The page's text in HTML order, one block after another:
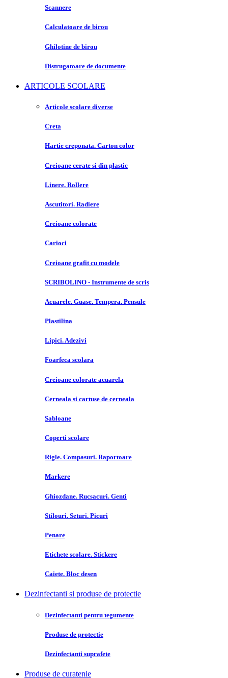
Scannere
Calculatoare de birou
Ghilotine de birou
Distrugatoare de documente
ARTICOLE SCOLARE
Articole scolare diverse
Creta
Hartie creponata. Carton color
Creioane cerate si din plastic
Linere. Rollere
Ascutitori. Radiere
Creioane colorate
Carioci
Creioane grafit cu modele
SCRIBOLINO - Instrumente de scris
Acuarele. Guase. Tempera. Pensule
Plastilina
Lipici. Adezivi
Foarfeca scolara
Creioane colorate acuarela
Cerneala si cartuse de cerneala
Sabloane
Coperti scolare
Rigle. Compasuri. Raportoare
Markere
Ghiozdane. Rucsacuri. Genti
Stilouri. Seturi. Picuri
Penare
Etichete scolare. Stickere
Caiete. Bloc desen
Dezinfectanti si produse de protectie
Dezinfectanti pentru tegumente
Produse de protectie
Dezinfectanti suprafete
Produse de curatenie